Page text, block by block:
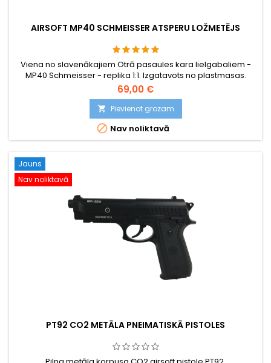
AIRSOFT MP40 SCHMEISSER ATSPERU LOŽMETĒJS
Viena no slavenākajiem Otrā pasaules kara lielgabaliem -
MP40 Schmeisser - replika 1:1. Izgatavots no plastmasas.
69,00 €
 Pievienot grozam
 Nav noliktavā
Jauns
Nav noliktavā
PT92 CO2 METĀLA PNEIMATISKĀ PISTOLES